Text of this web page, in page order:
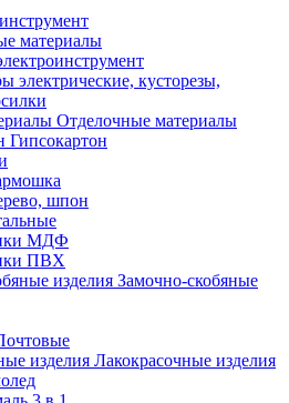
материалы
электрические, кусторезы,
Отделочные материалы
Гипсокартон
шпон
МДФ
ПВХ
Замочно-скобяные
Лакокрасочные изделия